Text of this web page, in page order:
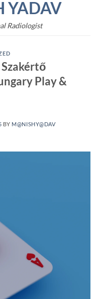
YADAV
Radiologist
Play &
BY M@NISHY@DAV